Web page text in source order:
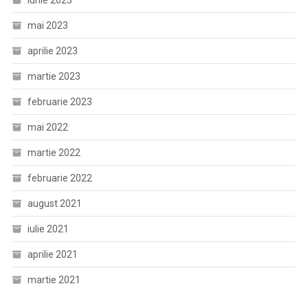
mai 2023
aprilie 2023
martie 2023
februarie 2023
mai 2022
martie 2022
februarie 2022
august 2021
iulie 2021
aprilie 2021
martie 2021